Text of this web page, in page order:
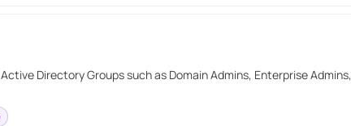
Directory Groups such as Domain Admins, Enterprise Admins,